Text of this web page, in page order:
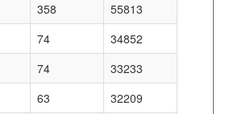
358
55813
74
34852
74
33233
63
32209